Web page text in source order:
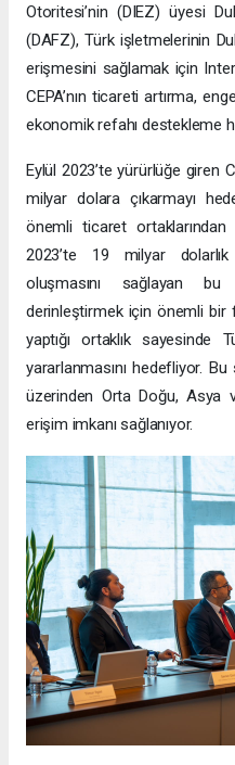
Otoritesi’nin (DIEZ) üyesi
(DAFZ), Türk işletmelerinin
erişmesini sağlamak için
CEPA’nın ticareti artırma,
ekonomik refahı destekleme
Eylül 2023’te yürürlüğe giren
milyar dolara çıkarmayı
önemli ticaret
2023’te 19 milyar
oluşmasını sağlayan
derinleştirmek için önemli bir
yaptığı ortaklık sayesinde
yararlanmasını hedefliyor.
üzerinden Orta Doğu, Asya
erişim imkanı sağlanıyor.